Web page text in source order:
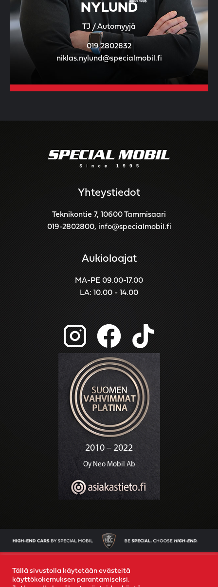
NYLUND
TJ / Automyyjä
019 2802832
niklas.nylund@specialmobil.fi
Yhteystiedot
Teknikontie 7, 10600 Tammisaari
019-2802800, info@specialmobil.fi
Aukioloajat
MA-PE 09.00-17.00
LA: 10.00 - 14.00
AJONEUVOT OSTAMME AUTOSI
Tällä sivustolla käytetään evästeitä
käyttökokemuksen parantamiseksi.